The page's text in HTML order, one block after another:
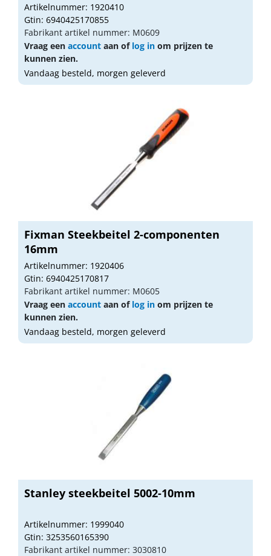
Artikelnummer: 1920410
Gtin: 6940425170855
Fabrikant artikel nummer: M0609
Vraag een account aan of log in om prijzen te
kunnen zien.
Vandaag besteld, morgen geleverd
Fixman Steekbeitel 2-componenten
16mm
Artikelnummer: 1920406
Gtin: 6940425170817
Fabrikant artikel nummer: M0605
Vraag een account aan of log in om prijzen te
kunnen zien.
Vandaag besteld, morgen geleverd
Stanley steekbeitel 5002-10mm
Artikelnummer: 1999040
Gtin: 3253560165390
Fabrikant artikel nummer: 3030810